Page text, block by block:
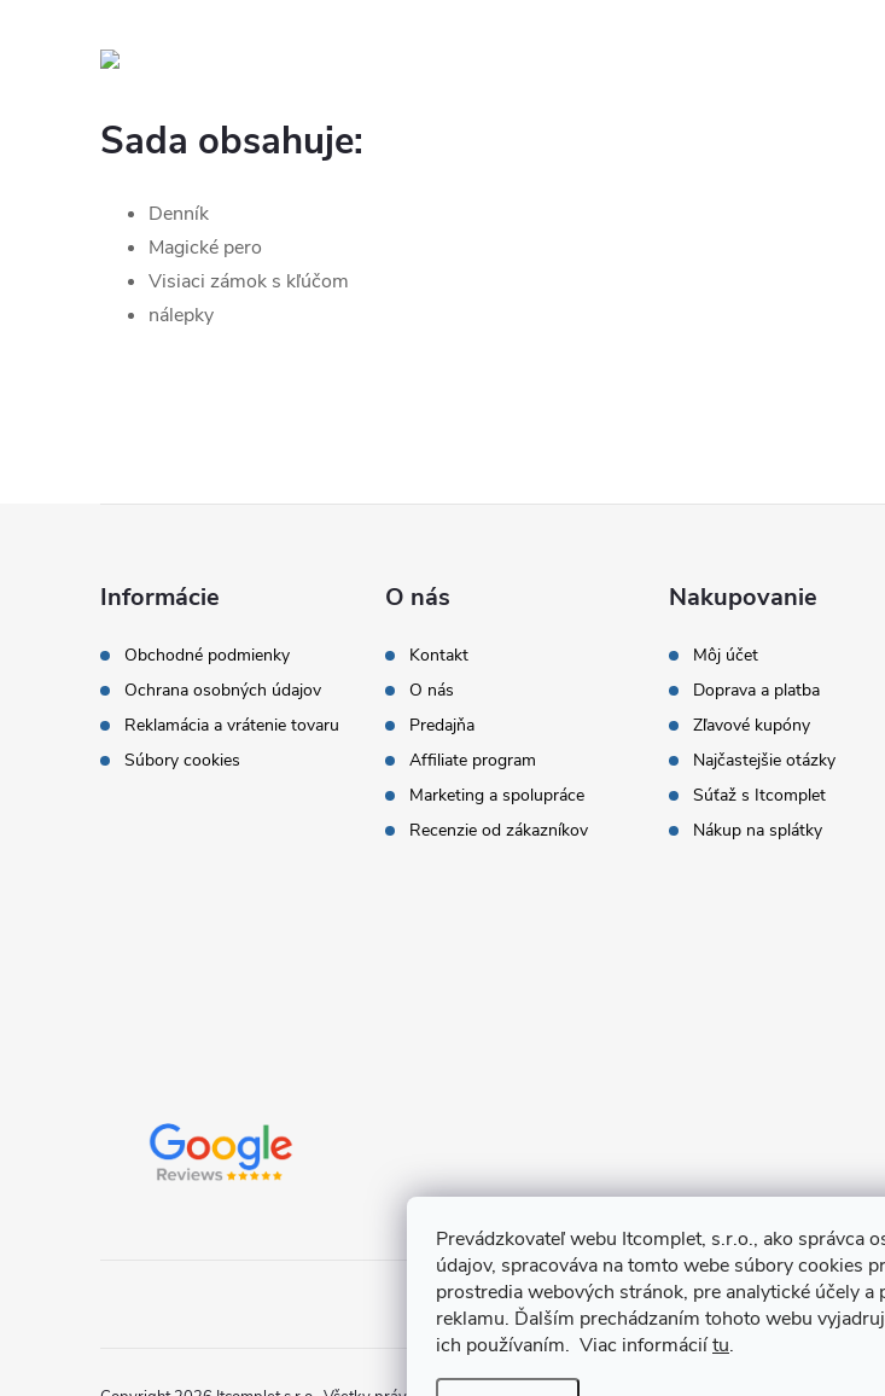
Prevádzkovateľ webu Itcomplet, s.r.o., ako správca
údajov, spracováva na tomto webe súbory cookies
prostredia webových stránok, pre analytické účely a
reklamu. Ďalším prechádzaním tohoto webu
ich používaním. Viac informáciítu.
Sada obsahuje:
Denník
Magické pero
Visiaci zámok s kľúčom
nálepky
Informácie
Obchodné podmienky
Ochrana osobných údajov
Reklamácia a vrátenie tovaru
Súbory cookies
O nás
Kontakt
O nás
Predajňa
Affiliate program
Marketing a spolupráce
Recenzie od zákazníkov
Nakupovanie
Môj účet
Doprava a platba
Zľavové kupóny
Najčastejšie otázky
Súťaž s Itcomplet
Nákup na splátky